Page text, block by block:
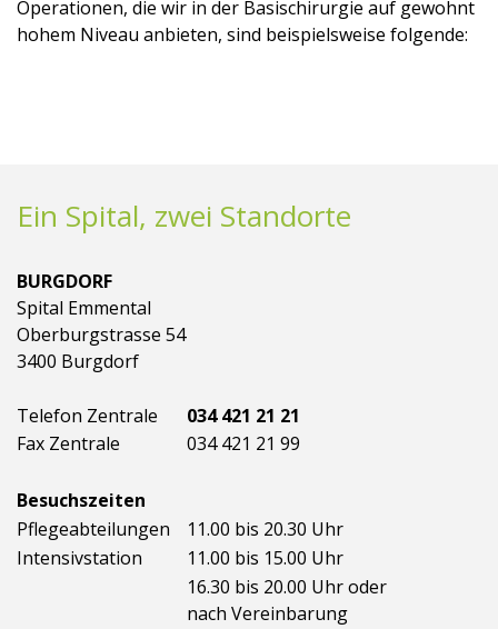
Operationen, die wir in der Basischirurgie auf gewohnt
hohem Niveau anbieten, sind beispielsweise folgende:
Ein Spital, zwei Standorte
BURGDORF
Spital Emmental
Oberburgstrasse 54
3400 Burgdorf
Telefon Zentrale
034 421 21 21
Fax Zentrale
034 421 21 99
Besuchszeiten
Pflegeabteilungen
11.00 bis 20.30 Uhr
Intensivstation
11.00 bis 15.00 Uhr
16.30 bis 20.00 Uhr oder
nach Vereinbarung